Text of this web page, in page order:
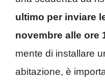
ultimo per inviare
novembre alle ore
mente di installare
abitazione, è